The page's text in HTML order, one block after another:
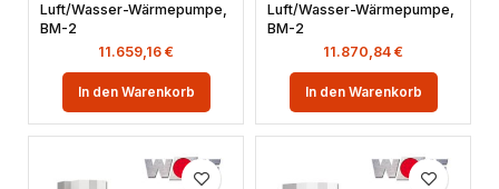
Luft/Wasser-Wärmepumpe,
BM-2
11.659,16 €
In den Warenkorb
Luft/Wasser-Wärmepumpe,
BM-2
11.870,84 €
In den Warenkorb